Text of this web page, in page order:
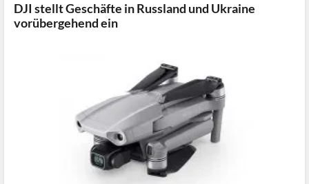
DJI stellt Geschäfte in Russland und Ukraine
vorübergehend ein